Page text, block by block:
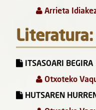
Arrieta
ITSASOARI BEGIRA
Otxoteko
HUTSAREN